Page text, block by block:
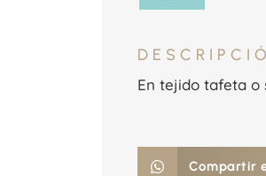
En tejido tafeta o
Compartir